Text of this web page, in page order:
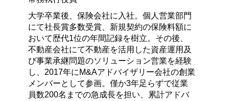
大学卒業後、保険会社に入社。個人営業部門
にて社長賞多数受賞、新規契約の保険料額に
おいて歴代1位の年間記録を樹立。その後、
不動産会社にて不動産を活用した資産運用及
び事業承継問題のソリューション営業を経験
し、2017年にM&Aアドバイザリー会社の創業
メンバーとして参画。僅か3年足らずで従業
員数200名までの急成長を担い、累計アドバ